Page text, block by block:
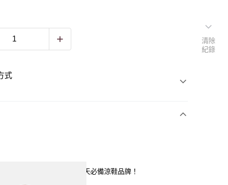
式
。前腳掌腳床超有彈性。夏天必備涼鞋品牌！
清除
紀錄